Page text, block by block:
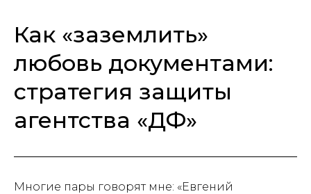
Как «заземлить»
любовь документами:
стратегия защиты
агентства «ДФ»
Многие пары говорят мне: «Евгений